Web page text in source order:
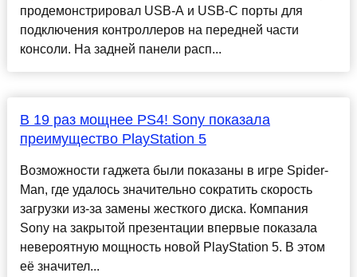
продемонстрировал USB-A и USB-C порты для
подключения контроллеров на передней части
консоли. На задней панели расп...
В 19 раз мощнее PS4! Sony показала
преимущество PlayStation 5
Возможности гаджета были показаны в игре Spider-
Man, где удалось значительно сократить скорость
загрузки из-за замены жесткого диска. Компания
Sony на закрытой презентации впервые показала
невероятную мощность новой PlayStation 5. В этом
её значител...